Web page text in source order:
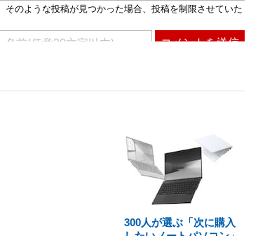
300人が選ぶ「次に購入